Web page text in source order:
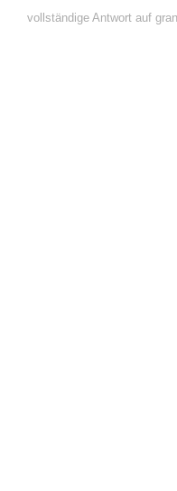
vollständige Antwort auf